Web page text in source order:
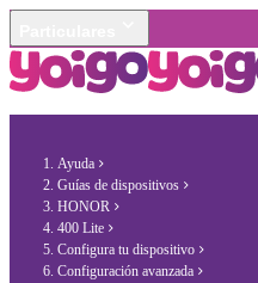
Ayuda
Guías de dispositivos
HONOR
400 Lite
Configura tu dispositivo
Configuración avanzada